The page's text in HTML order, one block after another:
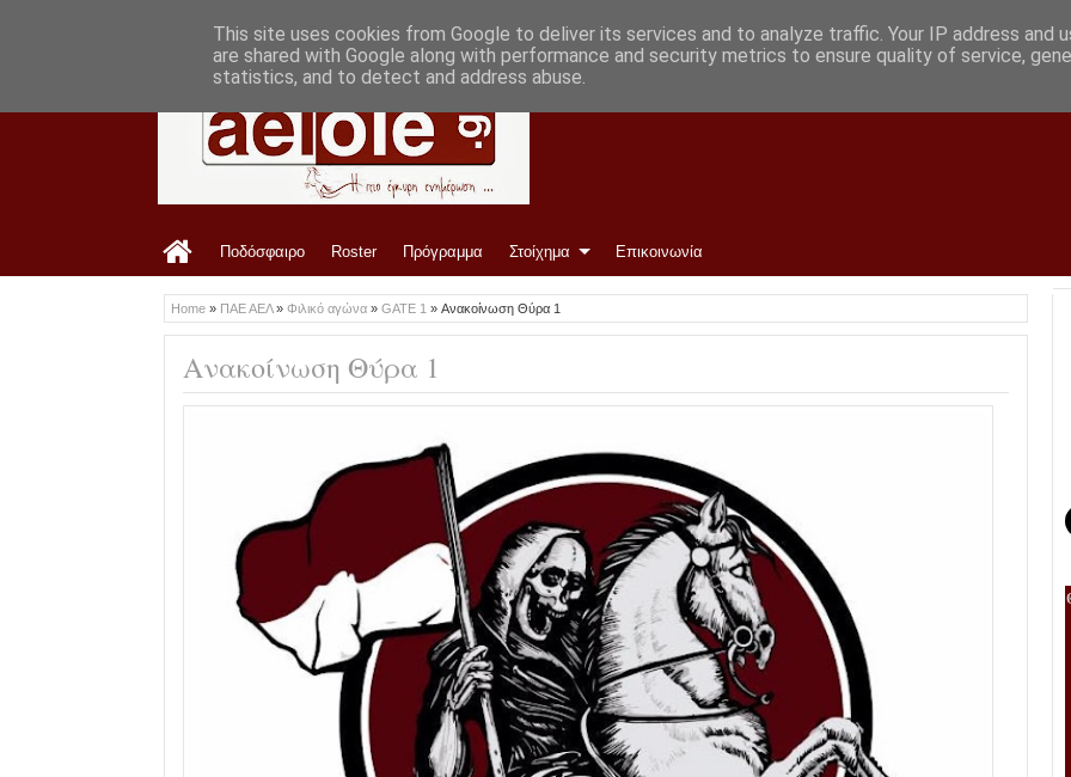
Ποδόσφαιρο Roster Πρόγραμμα Στοίχημα Επικοινωνία
Home » ΠΑΕ ΑΕΛ» Φιλικό αγώνα » GATE 1 » Ανακοίνωση Θύρα 1
Ανακοίνωση Θύρα 1
This site uses cookies from Google to deliver its services and to analyze traffic. Your IP address and
are shared with Google along with performance and security metrics to ensure quality of service,
statistics, and to detect and address abuse.